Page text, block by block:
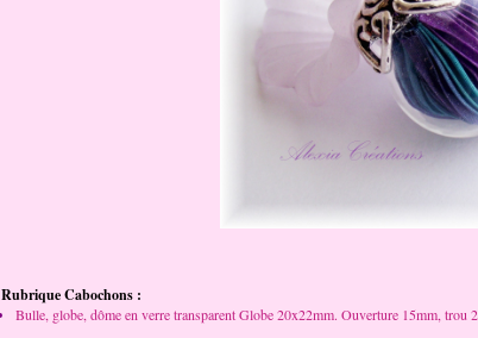
Rubrique Cabochons :
Bulle, globe, dôme en verre transparent Globe 20x22mm. Ouverture 15mm, trou